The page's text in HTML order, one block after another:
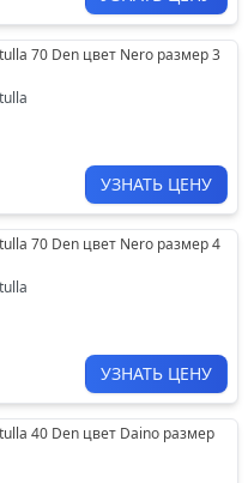
70 Den цвет Nero размер 3
УЗНАТЬ ЦЕНУ
70 Den цвет Nero размер 4
УЗНАТЬ ЦЕНУ
40 Den цвет Daino размер